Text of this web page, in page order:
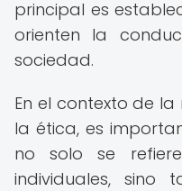
principal es
orienten la
sociedad.
En el contexto de
la ética, es
no solo se
individuales, sino